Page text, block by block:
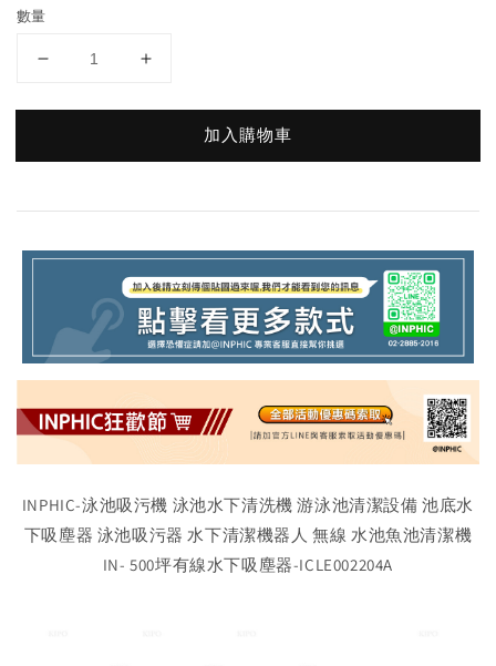
數量
加入購物車
INPHIC-泳池吸污機 泳池水下清洗機 游泳池清潔設備 池底水
下吸塵器 泳池吸污器 水下清潔機器人 無線 水池魚池清潔機
IN- 500坪有線水下吸塵器-ICLE002204A